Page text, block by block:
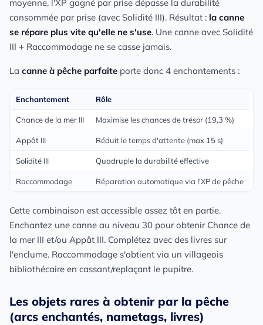
moyenne, l'XP gagné par prise dépasse la durabilité
consommée par prise (avec Solidité III). Résultat : la canne
se répare plus vite qu'elle ne s'use. Une canne avec Solidité
III + Raccommodage ne se casse jamais.
La canne à pêche parfaite porte donc 4 enchantements :
Enchantement Rôle
Chance de la mer III Maximise les chances de trésor (19,3 %)
Appât III Réduit le temps d'attente (max 15 s)
Solidité III Quadruple la durabilité effective
Raccommodage Réparation automatique via l'XP de pêche
Cette combinaison est accessible assez tôt en partie.
Enchantez une canne au niveau 30 pour obtenir Chance de
la mer III et/ou Appât III. Complétez avec des livres sur
l'enclume. Raccommodage s'obtient via un villageois
bibliothécaire en cassant/replaçant le pupitre.
Les objets rares à obtenir par la pêche
(arcs enchantés, nametags, livres)